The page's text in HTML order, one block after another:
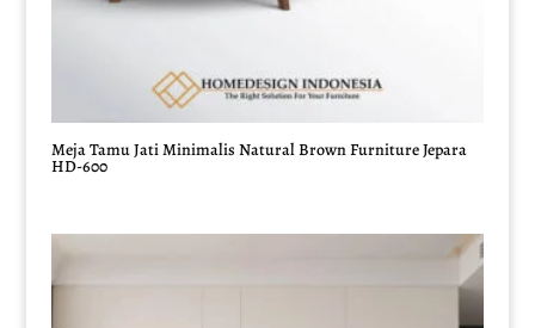
Meja Tamu Jati Minimalis Natural Brown Furniture Jepara
HD-600